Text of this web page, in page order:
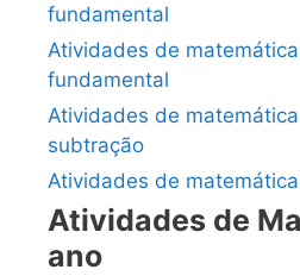
fundamental
Atividades de
fundamental
Atividades de
subtração
Atividades de
Atividades de
ano